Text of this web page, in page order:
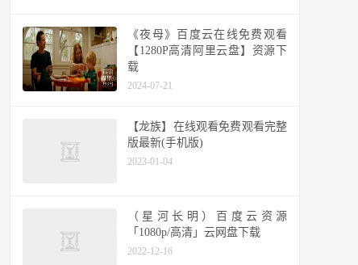
《夜母》百度云在线免费观看
【1280P高清阿里云盘】资源下
载
2024-07-21
【龙族】在线观看免费观看完整
版最新(手机版)
2023-01-04
（星河长明）百度云资源
「1080p/高清」云网盘下载
2022-12-16